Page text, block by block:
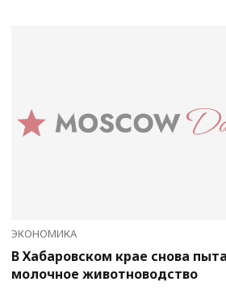
ЭКОНОМИКА
В Хабаровском крае снова
молочное животноводство